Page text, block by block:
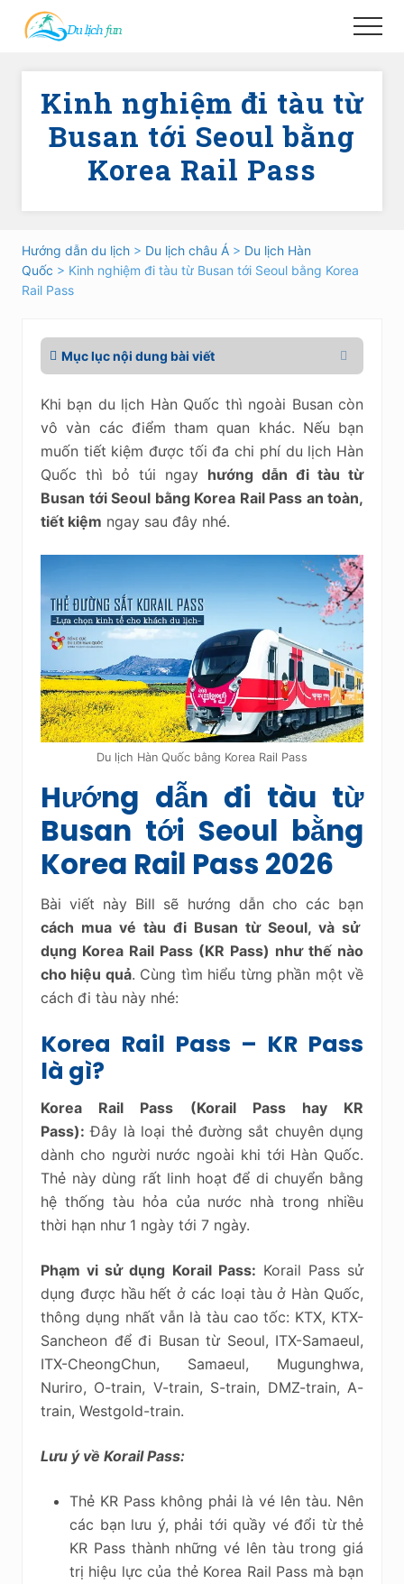
Menu
Menu
Kinh nghiệm đi tàu từ
Busan tới Seoul bằng
Korea Rail Pass
Hướng dẫn du lịch > Du lịch châu Á > Du lịch Hàn
Quốc > Kinh nghiệm đi tàu từ Busan tới Seoul bằng Korea
Rail Pass
Mục lục nội dung bài viết
Khi bạn du lịch Hàn Quốc thì ngoài Busan còn
vô vàn các điểm tham quan khác. Nếu bạn
muốn tiết kiệm được tối đa chi phí du lịch Hàn
Quốc thì bỏ túi ngay hướng dẫn đi tàu từ
Busan tới Seoul bằng Korea Rail Pass an toàn,
tiết kiệm ngay sau đây nhé.
Du lịch Hàn Quốc bằng Korea Rail Pass
Hướng dẫn đi tàu từ
Busan tới Seoul bằng
Korea Rail Pass 2026
Bài viết này Bill sẽ hướng dẫn cho các bạn
cách mua vé tàu đi Busan từ Seoul, và sử
dụng Korea Rail Pass (KR Pass) như thế nào
cho hiệu quả. Cùng tìm hiểu từng phần một về
cách đi tàu này nhé:
Korea Rail Pass – KR Pass
là gì?
Korea Rail Pass (Korail Pass hay KR
Pass): Đây là loại thẻ đường sắt chuyên dụng
dành cho người nước ngoài khi tới Hàn Quốc.
Thẻ này dùng rất linh hoạt để di chuyển bằng
hệ thống tàu hỏa của nước nhà trong nhiều
thời hạn như 1 ngày tới 7 ngày.
Phạm vi sử dụng Korail Pass: Korail Pass sử
dụng được hầu hết ở các loại tàu ở Hàn Quốc,
thông dụng nhất vẫn là tàu cao tốc: KTX, KTX-
Sancheon để đi Busan từ Seoul, ITX-Samaeul,
ITX-CheongChun, Samaeul, Mugunghwa,
Nuriro, O-train, V-train, S-train, DMZ-train, A-
train, Westgold-train.
Lưu ý về Korail Pass:
Thẻ KR Pass không phải là vé lên tàu. Nên
các bạn lưu ý, phải tới quầy vé đổi từ thẻ
KR Pass thành những vé lên tàu trong giá
trị hiệu lực của thẻ Korea Rail Pass mà bạn